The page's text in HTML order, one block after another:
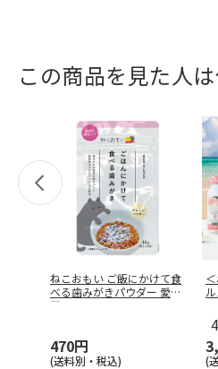
この商品を見た人
ねこおもい ご飯にかけて食
べる歯みがきパウダー 愛猫
用 1
470円
(送料別・税込) (